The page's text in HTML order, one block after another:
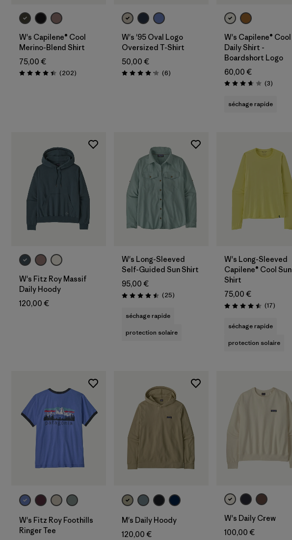
W's Capilene® Cool
Merino-Blend Shirt
75,00 €
Évaluation: 4.4 / 5
(202Avis
)
W's '95 Oval Logo
Oversized T-Shirt
50,00 €
Évaluation: 4.2 / 5
(6Avis
)
W's Capilene® Cool
Daily Shirt -
Boardshort Logo
60,00 €
Évaluation: 3.7 / 5
(3Avis
)
séchage rapide
W's Fitz Roy Massif
Daily Hoody
120,00 €
W's Long-Sleeved
Self-Guided Sun Shirt
95,00 €
Évaluation: 4.5 / 5
(25Avis
)
séchage rapide
protection solaire
W's Long-Sleeved
Capilene® Cool Sun
Shirt
75,00 €
Évaluation: 4.5 / 5
(17Avis
)
séchage rapide
protection solaire
W's Fitz Roy Foothills
Ringer Tee
M's Daily Hoody
120,00 €
W's Daily Crew
100,00 €